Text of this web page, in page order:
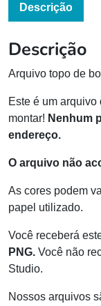
Descrição
Descrição
Arquivo topo de
Este é um arquivo
montar! Nenhum
endereço.
O arquivo não
As cores podem
papel utilizado.
Você receberá
PNG. Você não
Studio.
Nossos arquivos